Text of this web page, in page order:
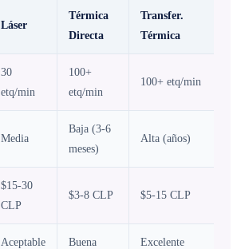
Láser
Térmica
Directa
Transfer.
Térmica
30
etq/min
100+
etq/min
100+ etq/min
Media
Baja (3-6
meses)
Alta (años)
$15-30
CLP
$3-8 CLP $5-15 CLP
Aceptable Buena Excelente